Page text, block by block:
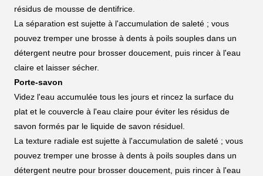
résidus de mousse de dentifrice.
La séparation est sujette à l'accumulation de saleté ; vous
pouvez tremper une brosse à dents à poils souples dans un
détergent neutre pour brosser doucement, puis rincer à l'eau
claire et laisser sécher.
Porte-savon
Videz l'eau accumulée tous les jours et rincez la surface du
plat et le couvercle à l'eau claire pour éviter les résidus de
savon formés par le liquide de savon résiduel.
La texture radiale est sujette à l'accumulation de saleté ; vous
pouvez tremper une brosse à dents à poils souples dans un
détergent neutre pour brosser doucement, puis rincer à l'eau